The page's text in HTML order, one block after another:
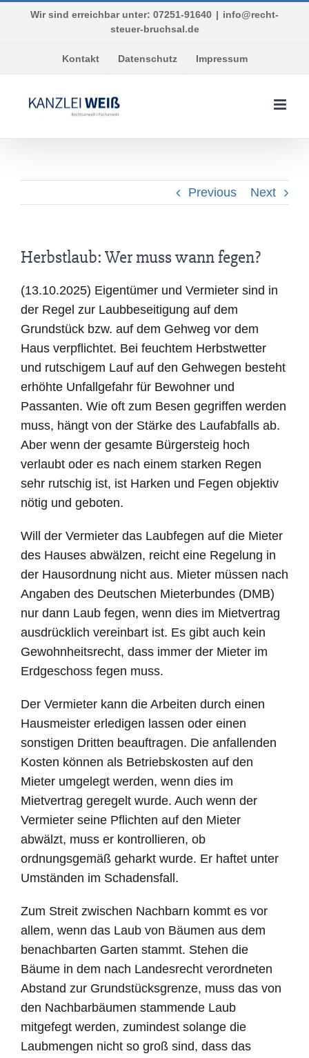
Wir sind erreichbar unter: 07251-91640 | info@recht-
steuer-bruchsal.de
Kontakt Datenschutz Impressum
Previous Next
Herbstlaub: Wer muss wann fegen?
(13.10.2025) Eigentümer und Vermieter sind in
der Regel zur Laubbeseitigung auf dem
Grundstück bzw. auf dem Gehweg vor dem
Haus verpflichtet. Bei feuchtem Herbstwetter
und rutschigem Lauf auf den Gehwegen besteht
erhöhte Unfallgefahr für Bewohner und
Passanten. Wie oft zum Besen gegriffen werden
muss, hängt von der Stärke des Laufabfalls ab.
Aber wenn der gesamte Bürgersteig hoch
verlaubt oder es nach einem starken Regen
sehr rutschig ist, ist Harken und Fegen objektiv
nötig und geboten.
Will der Vermieter das Laubfegen auf die Mieter
des Hauses abwälzen, reicht eine Regelung in
der Hausordnung nicht aus. Mieter müssen nach
Angaben des Deutschen Mieterbundes (DMB)
nur dann Laub fegen, wenn dies im Mietvertrag
ausdrücklich vereinbart ist. Es gibt auch kein
Gewohnheitsrecht, dass immer der Mieter im
Erdgeschoss fegen muss.
Der Vermieter kann die Arbeiten durch einen
Hausmeister erledigen lassen oder einen
sonstigen Dritten beauftragen. Die anfallenden
Kosten können als Betriebskosten auf den
Mieter umgelegt werden, wenn dies im
Mietvertrag geregelt wurde. Auch wenn der
Vermieter seine Pflichten auf den Mieter
abwälzt, muss er kontrollieren, ob
ordnungsgemäß geharkt wurde. Er haftet unter
Umständen im Schadensfall.
Zum Streit zwischen Nachbarn kommt es vor
allem, wenn das Laub von Bäumen aus dem
benachbarten Garten stammt. Stehen die
Bäume in dem nach Landesrecht verordneten
Abstand zur Grundstücksgrenze, muss das von
den Nachbarbäumen stammende Laub
mitgefegt werden, zumindest solange die
Laubmengen nicht so groß sind, dass das